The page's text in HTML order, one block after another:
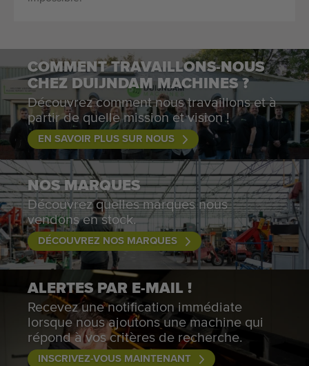
COMMENT TRAVAILLONS-NOUS
CHEZ DUIJNDAM MACHINES ?
Découvrez comment nous travaillons et à
partir de quelle mission et vision !
EN SAVOIR PLUS SUR NOUS
NOS MARQUES
Découvrez quelles marques nous
vendons en stock.
DÉCOUVREZ NOS MARQUES
ALERTES PAR E-MAIL !
Recevez une notification immédiate
lorsque nous ajoutons une machine qui
répond à vos critères de recherche.
INSCRIVEZ-VOUS MAINTENANT